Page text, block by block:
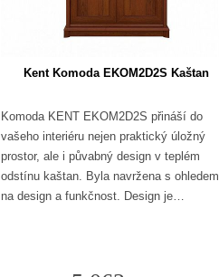
Kent Komoda EKOM2D2S Kaštan
Komoda KENT EKOM2D2S přináší do
vašeho interiéru nejen praktický úložný
prostor, ale i půvabný design v teplém
odstínu kaštan. Byla navržena s ohledem
na design a funkčnost. Design je…